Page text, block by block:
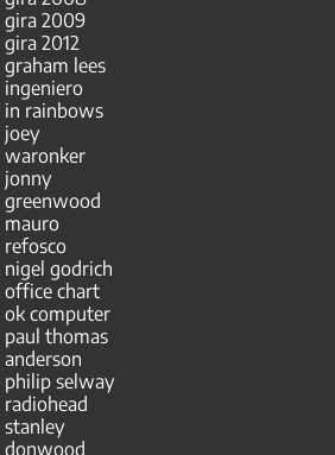
gira 2009
gira 2012
graham lees
ingeniero
in rainbows
joey
waronker
jonny
greenwood
mauro
refosco
nigel godrich
office chart
ok computer
paul thomas
anderson
philip selway
radiohead
stanley
donwood